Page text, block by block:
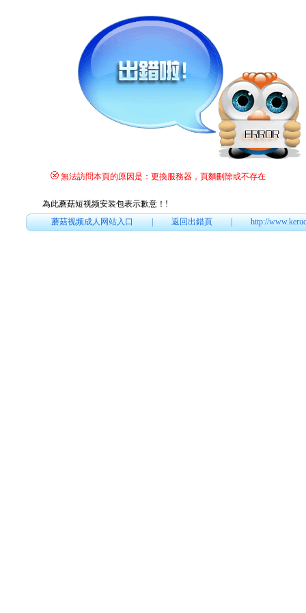
無法訪問本頁的原因是：更換服務器，頁麵刪除或不存在
為此蘑菇短视频安装包表示歉意！ !
蘑菇视频成人网站入口|返回出錯頁|http://